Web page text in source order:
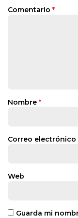
Comentario *
Nombre *
Correo electrónico
Web
Guarda mi